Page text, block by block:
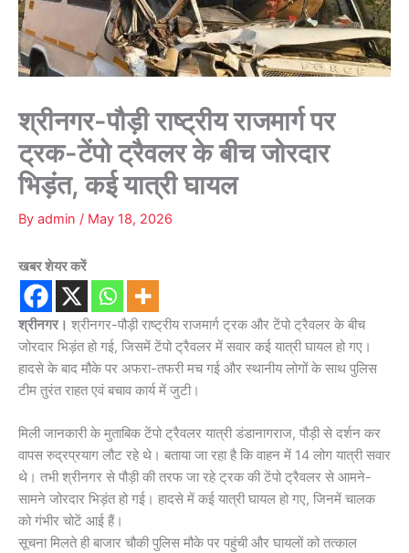
श्रीनगर-पौड़ी राष्ट्रीय राजमार्ग पर
ट्रक-टेंपो ट्रैवलर के बीच जोरदार
भिड़ंत, कई यात्री घायल
By admin / May 18, 2026
खबर शेयर करें
श्रीनगर। श्रीनगर-पौड़ी राष्ट्रीय राजमार्ग ट्रक और टेंपो ट्रैवलर के बीच
जोरदार भिड़ंत हो गई, जिसमें टेंपो ट्रैवलर में सवार कई यात्री घायल हो गए।
हादसे के बाद मौके पर अफरा-तफरी मच गई और स्थानीय लोगों के साथ पुलिस
टीम तुरंत राहत एवं बचाव कार्य में जुटी।
मिली जानकारी के मुताबिक टेंपो ट्रैवलर यात्री डंडानागराज, पौड़ी से दर्शन कर
वापस रुद्रप्रयाग लौट रहे थे। बताया जा रहा है कि वाहन में 14 लोग यात्री सवार
थे। तभी श्रीनगर से पौड़ी की तरफ जा रहे ट्रक की टेंपो ट्रैवलर से आमने-
सामने जोरदार भिड़ंत हो गई। हादसे में कई यात्री घायल हो गए, जिनमें चालक
को गंभीर चोटें आई हैं।
सूचना मिलते ही बाजार चौकी पुलिस मौके पर पहुंची और घायलों को तत्काल